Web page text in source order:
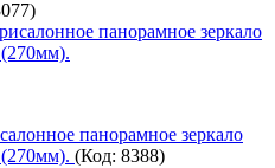
)
панорамное зеркало
(Код: 8388)